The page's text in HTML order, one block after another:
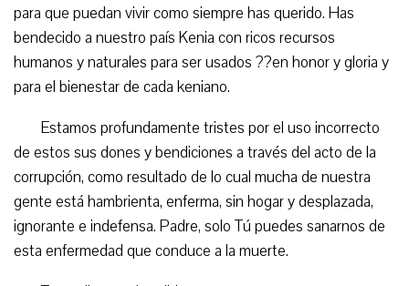
para que puedan vivir como siempre has querido. Has
bendecido a nuestro país Kenia con ricos recursos
humanos y naturales para ser usados ??en honor y gloria y
para el bienestar de cada keniano.
Estamos profundamente tristes por el uso incorrecto
de estos sus dones y bendiciones a través del acto de la
corrupción, como resultado de lo cual mucha de nuestra
gente está hambrienta, enferma, sin hogar y desplazada,
ignorante e indefensa. Padre, solo Tú puedes sanarnos de
esta enfermedad que conduce a la muerte.